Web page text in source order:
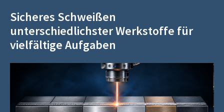
Sicheres Schweißen
unterschiedlichster Werkstoffe für
vielfältige Aufgaben